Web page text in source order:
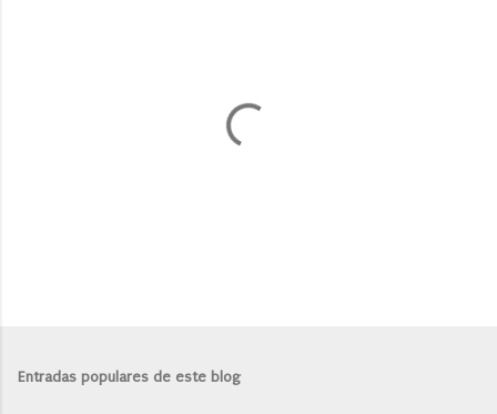
l
Entradas populares de este blog